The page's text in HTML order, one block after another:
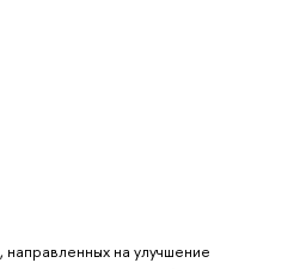
на улучшение